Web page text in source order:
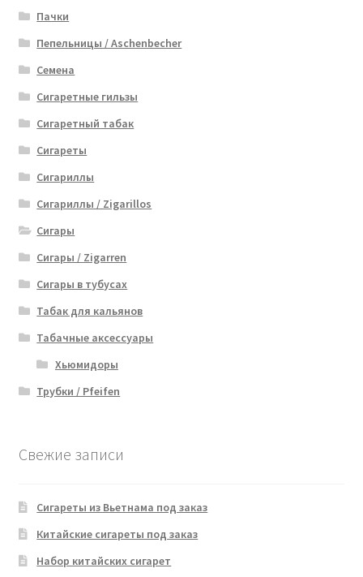
Пачки
Пепельницы / Aschenbecher
Семена
Сигаретные гильзы
Сигаретный табак
Сигареты
Сигариллы
Сигариллы / Zigarillos
Сигары
Сигары / Zigarren
Сигары в тубусах
Табак для кальянов
Табачные аксессуары
Хьюмидоры
Трубки / Pfeifen
Свежие записи
Сигареты из Вьетнама под заказ
Китайские сигареты под заказ
Набор китайских сигарет